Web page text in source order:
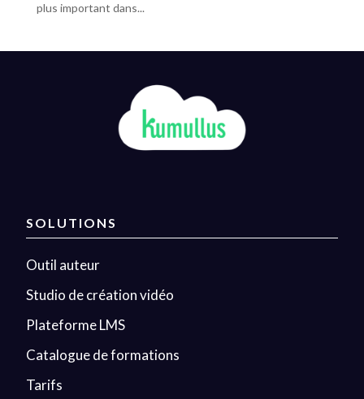
plus important dans...
SOLUTIONS
Outil auteur
Studio de création vidéo
Plateforme LMS
Catalogue de formations
Tarifs